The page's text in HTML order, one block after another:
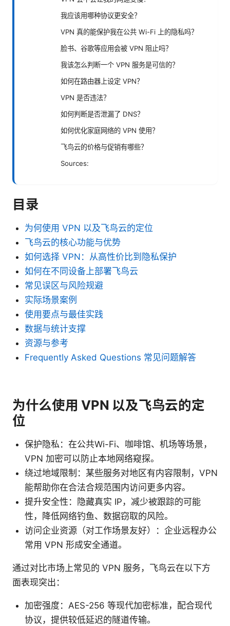
我应该用哪种协议更安全？
VPN 真的能保护我在公共 Wi-Fi 上的隐私吗？
脸书、谷歌等应用会被 VPN 阻止吗？
我该怎么判断一个 VPN 服务是可信的？
如何在路由器上设定 VPN？
VPN 是否违法？
如何判断是否泄漏了 DNS？
如何优化家庭网络的 VPN 使用？
飞鸟云的价格与促销有哪些？
Sources:
目录
为何使用 VPN 以及飞鸟云的定位
飞鸟云的核心功能与优势
如何选择 VPN：从高性价比到隐私保护
如何在不同设备上部署飞鸟云
常见误区与风险规避
实际场景案例
使用要点与最佳实践
数据与统计支撑
资源与参考
Frequently Asked Questions 常见问题解答
为什么使用 VPN 以及飞鸟云的定
位
保护隐私：在公共Wi-Fi、咖啡馆、机场等场景，
VPN 加密可以防止本地网络窥探。
绕过地域限制：某些服务对地区有内容限制，VPN
能帮助你在合法合规范围内访问更多内容。
提升安全性：隐藏真实 IP，减少被跟踪的可能
性，降低网络钓鱼、数据窃取的风险。
访问企业资源（对工作场景友好）：企业远程办公
常用 VPN 形成安全通道。
通过对比市场上常见的 VPN 服务，飞鸟云在以下方
面表现突出：
加密强度：AES-256 等现代加密标准，配合现代
协议，提供较低延迟的隧道传输。